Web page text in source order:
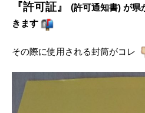
『許可証』 (許可通知書) が県
きます
その際に使用される封筒がコレ